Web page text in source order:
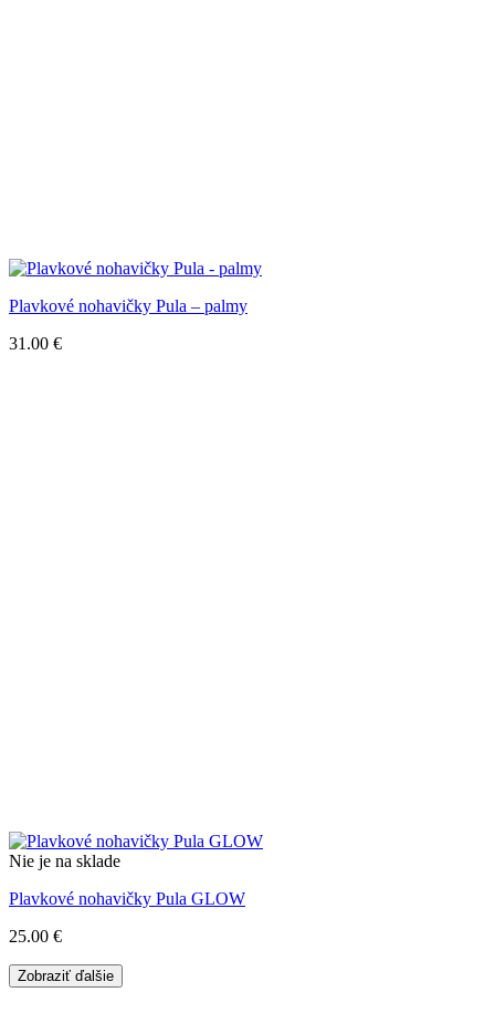
Plavkové nohavičky Pula – palmy
31.00 €
Nie je na sklade
Plavkové nohavičky Pula GLOW
25.00 €
Zobraziť ďalšie